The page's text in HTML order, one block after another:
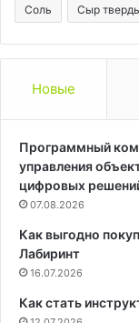
Соль Сыр
Новые
Программный
управления
цифровых
07.08.2026
Как выгодно
Лабиринт
16.07.2026
Как стать